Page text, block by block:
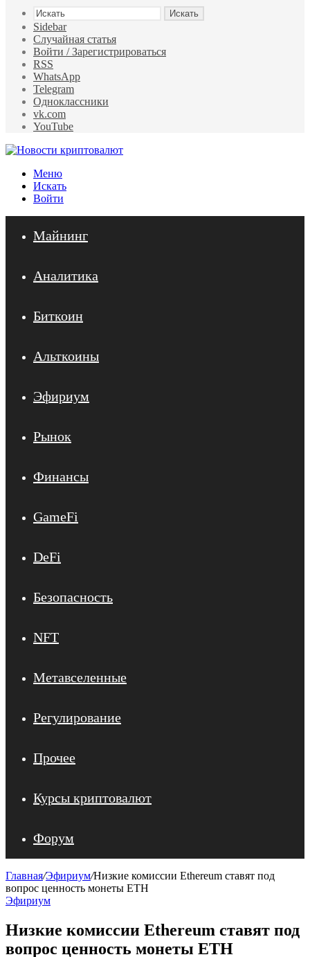
Искать
Sidebar
Случайная статья
Войти / Зарегистрироваться
RSS
WhatsApp
Telegram
Одноклассники
vk.com
YouTube
Меню
Искать
Войти
Майнинг
Аналитика
Биткоин
Альткоины
Эфириум
Рынок
Финансы
GameFi
DeFi
Безопасность
NFT
Метавселенные
Регулирование
Прочее
Курсы криптовалют
Форум
Главная/Эфириум/Низкие комиссии Ethereum ставят под
вопрос ценность монеты ETH
Эфириум
Низкие комиссии Ethereum ставят под
вопрос ценность монеты ETH